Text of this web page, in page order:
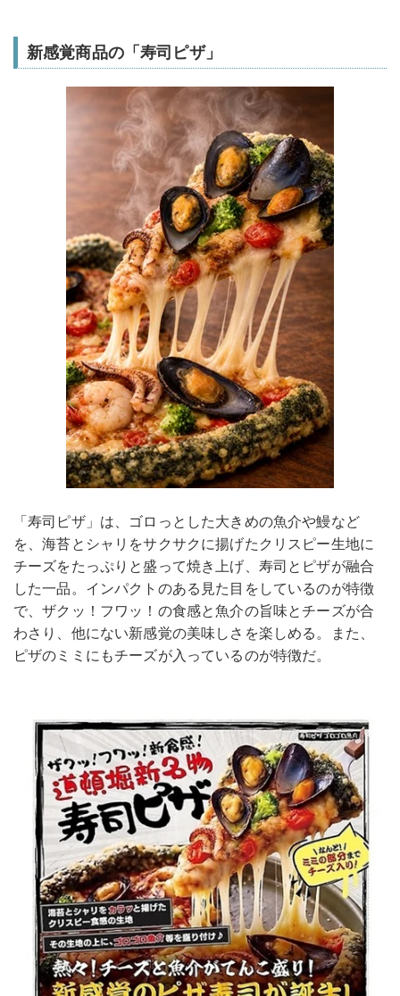
新感覚商品の「寿司ピザ」
「寿司ピザ」は、ゴロっとした大きめの魚介や鰻など
を、海苔とシャリをサクサクに揚げたクリスピー生地に
チーズをたっぷりと盛って焼き上げ、寿司とピザが融合
した一品。インパクトのある見た目をしているのが特徴
で、ザクッ！フワッ！の食感と魚介の旨味とチーズが合
わさり、他にない新感覚の美味しさを楽しめる。また、
ピザのミミにもチーズが入っているのが特徴だ。